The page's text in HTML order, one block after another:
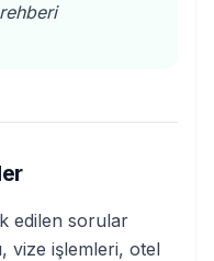
edilen sorular
vize işlemleri, otel